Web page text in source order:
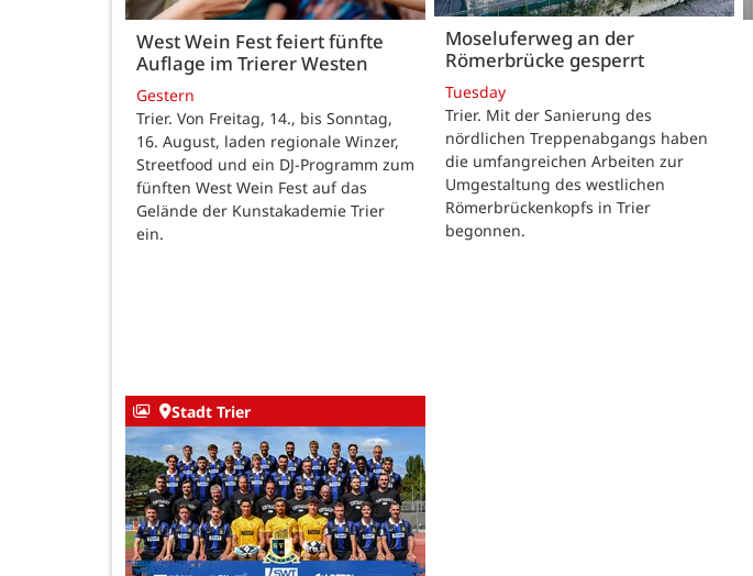
West Wein Fest feiert fünfte
Auflage im Trierer Westen
Gestern
Trier. Von Freitag, 14., bis Sonntag,
16. August, laden regionale Winzer,
Streetfood und ein DJ-Programm zum
fünften West Wein Fest auf das
Gelände der Kunstakademie Trier
ein.
Moseluferweg an der
Römerbrücke gesperrt
Tuesday
Trier. Mit der Sanierung des
nördlichen Treppenabgangs haben
die umfangreichen Arbeiten zur
Umgestaltung des westlichen
Römerbrückenkopfs in Trier
begonnen.
Stadt Trier